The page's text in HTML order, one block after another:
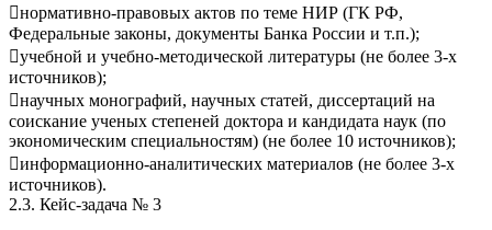
нормативно-правовых актов по теме НИР (ГК РФ,
Федеральные законы, документы Банка России и т.п.);
учебной и учебно-методической литературы (не более 3-х
источников);
научных монографий, научных статей, диссертаций на
соискание ученых степеней доктора и кандидата наук (по
экономическим специальностям) (не более 10 источников);
информационно-аналитических материалов (не более 3-х
источников).
2.3. Кейс-задача № 3